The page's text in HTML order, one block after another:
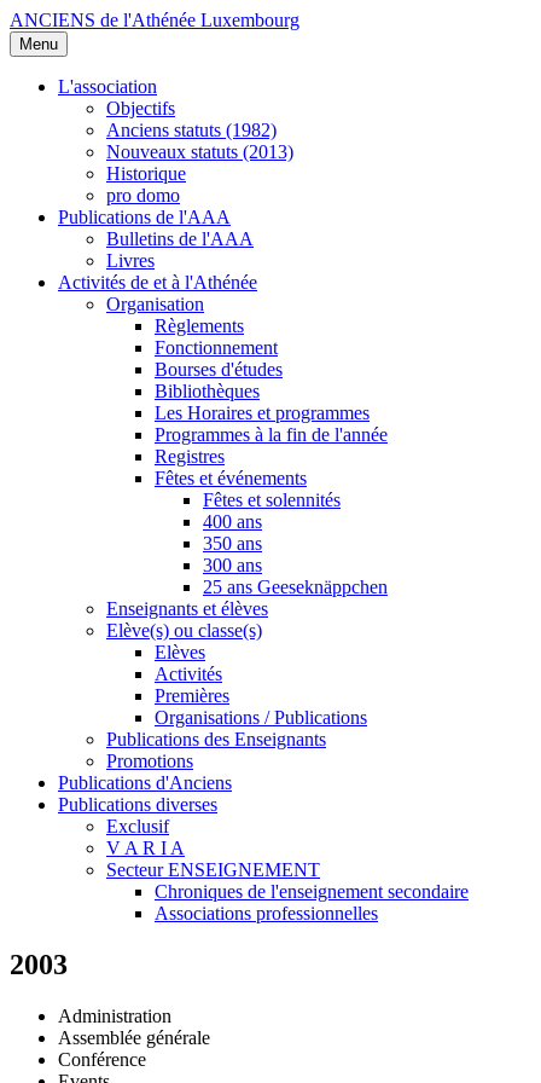
ANCIENS de l'Athénée Luxembourg
Menu
L'association
Objectifs
Anciens statuts (1982)
Nouveaux statuts (2013)
Historique
pro domo
Publications de l'AAA
Bulletins de l'AAA
Livres
Activités de et à l'Athénée
Organisation
Règlements
Fonctionnement
Bourses d'études
Bibliothèques
Les Horaires et programmes
Programmes à la fin de l'année
Registres
Fêtes et événements
Fêtes et solennités
400 ans
350 ans
300 ans
25 ans Geeseknäppchen
Enseignants et élèves
Elève(s) ou classe(s)
Elèves
Activités
Premières
Organisations / Publications
Publications des Enseignants
Promotions
Publications d'Anciens
Publications diverses
Exclusif
V A R I A
Secteur ENSEIGNEMENT
Chroniques de l'enseignement secondaire
Associations professionnelles
2003
Administration
Assemblée générale
Conférence